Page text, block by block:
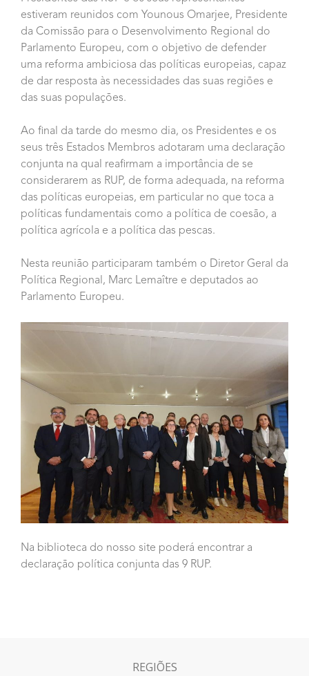
estiveram reunidos com Younous Omarjee, Presidente
da Comissão para o Desenvolvimento Regional do
Parlamento Europeu, com o objetivo de defender
uma reforma ambiciosa das políticas europeias, capaz
de dar resposta às necessidades das suas regiões e
das suas populações.
Ao final da tarde do mesmo dia, os Presidentes e os
seus três Estados Membros adotaram uma declaração
conjunta na qual reafirmam a importância de se
considerarem as RUP, de forma adequada, na reforma
das políticas europeias, em particular no que toca a
políticas fundamentais como a política de coesão, a
política agrícola e a política das pescas.
Nesta reunião participaram também o Diretor Geral da
Política Regional, Marc Lemaître e deputados ao
Parlamento Europeu.
Na biblioteca do nosso site poderá encontrar a
declaração política conjunta das 9 RUP.
REGIÕES